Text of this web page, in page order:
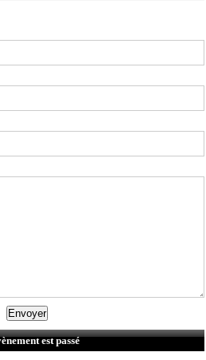
est passé